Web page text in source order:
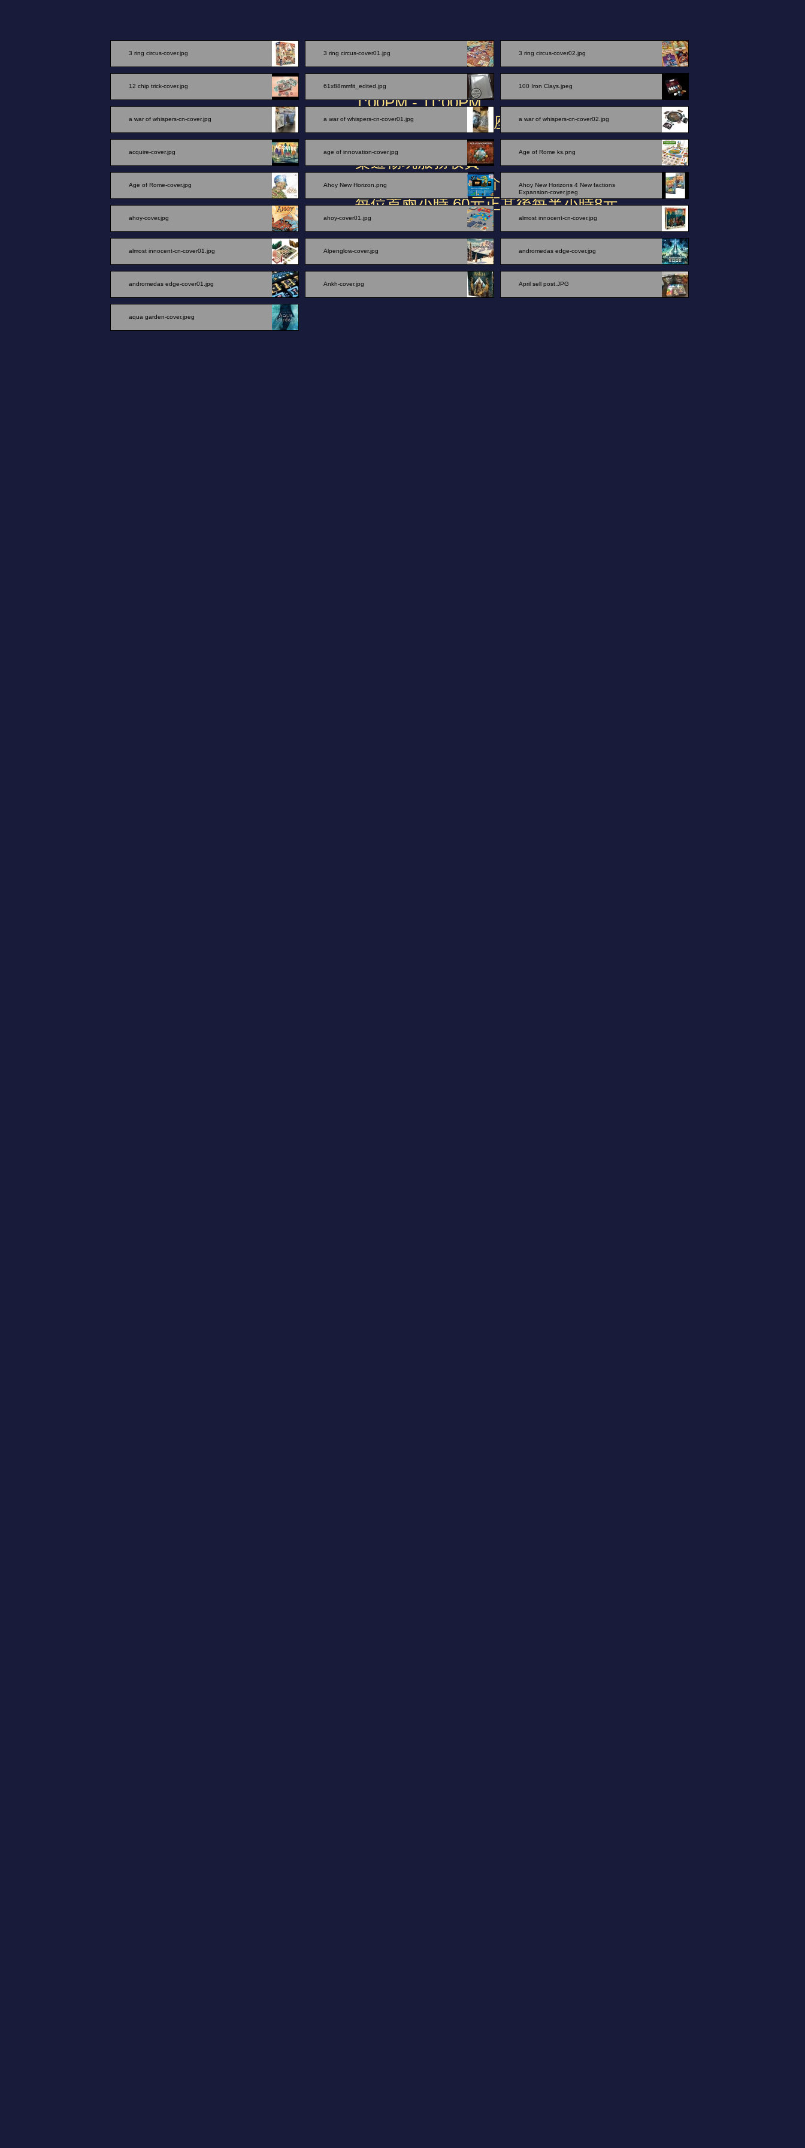
營業時間
1:00PM - 11:00PM
(晚上7點後需預約訂座)
桌遊暢玩服務收費
(收費包遊戲、桌遊介紹及玩法教授)
每位首兩小時 60元正其後每半小時8元
3 ring circus-cover.jpg 3 ring circus-cover01.jpg 3 ring circus-cover02.jpg
12 chip trick-cover.jpg 61x88mmfit_edited.jpg 100 Iron Clays.jpeg
a war of whispers-cn-cover.jpg a war of whispers-cn-cover01.jpg a war of whispers-cn-cover02.jpg
acquire-cover.jpg age of innovation-cover.jpg Age of Rome ks.png
Age of Rome-cover.jpg Ahoy New Horizon.png
Ahoy New Horizons 4 New factions
Expansion-cover.jpeg
ahoy-cover.jpg ahoy-cover01.jpg almost innocent-cn-cover.jpg
almost innocent-cn-cover01.jpg Alpenglow-cover.jpg andromedas edge-cover.jpg
andromedas edge-cover01.jpg Ankh-cover.jpg April sell post.JPG
aqua garden-cover.jpeg